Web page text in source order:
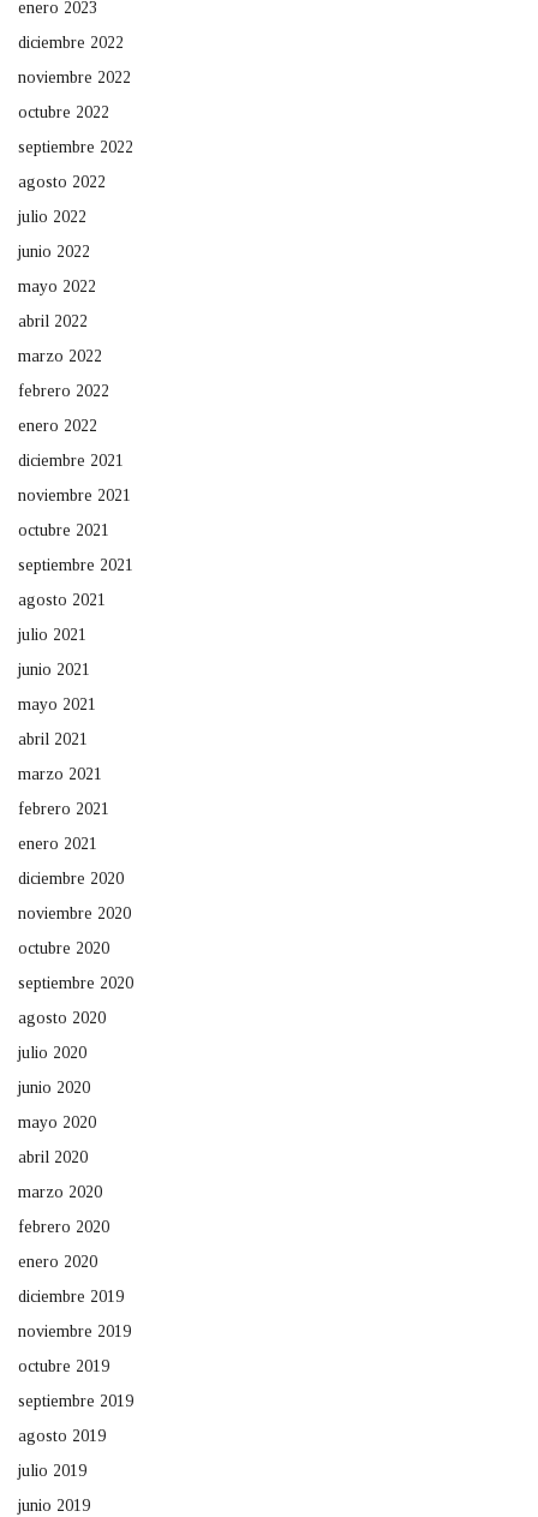
enero 2023
diciembre 2022
noviembre 2022
octubre 2022
septiembre 2022
agosto 2022
julio 2022
junio 2022
mayo 2022
abril 2022
marzo 2022
febrero 2022
enero 2022
diciembre 2021
noviembre 2021
octubre 2021
septiembre 2021
agosto 2021
julio 2021
junio 2021
mayo 2021
abril 2021
marzo 2021
febrero 2021
enero 2021
diciembre 2020
noviembre 2020
octubre 2020
septiembre 2020
agosto 2020
julio 2020
junio 2020
mayo 2020
abril 2020
marzo 2020
febrero 2020
enero 2020
diciembre 2019
noviembre 2019
octubre 2019
septiembre 2019
agosto 2019
julio 2019
junio 2019